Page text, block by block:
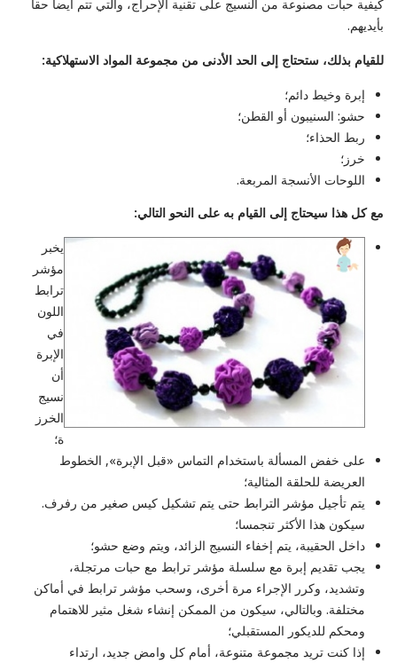
كيفية حبات مصنوعة من النسيج على تقنية الإحراج، والتي تتم أيضا حقا
بأيديهم.
للقيام بذلك، ستحتاج إلى الحد الأدنى من مجموعة المواد الاستهلاكية:
إبرة وخيط دائم؛
حشو: السنيبون أو القطن؛
ربط الحذاء؛
خرز؛
اللوحات الأنسجة المربعة.
مع كل هذا سيحتاج إلى القيام به على النحو التالي:
يخبر
مؤشر
ترابط
اللون
في
الإبرة
أن
نسيج
الخرز
ة؛
على خفض المسألة باستخدام التماس «قبل الإبرة», الخطوط
العريضة للحلقة المثالية؛
يتم تأجيل مؤشر الترابط حتى يتم تشكيل كيس صغير من رفرف.
سيكون هذا الأكثر تنجمسا؛
داخل الحقيبة، يتم إخفاء النسيج الزائد، ويتم وضع حشو؛
يجب تقديم إبرة مع سلسلة مؤشر ترابط مع حبات مرتجلة،
وتشديد، وكرر الإجراء مرة أخرى، وسحب مؤشر ترابط في أماكن
مختلفة. وبالتالي، سيكون من الممكن إنشاء شغل مثير للاهتمام
ومحكم للديكور المستقبلي؛
إذا كنت تريد مجموعة متنوعة، أمام كل وامض جديد، ارتداء